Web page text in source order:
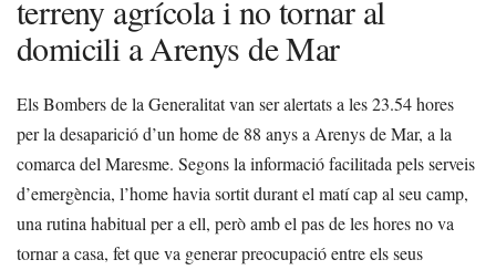
terreny agrícola i no tornar al
domicili a Arenys de Mar
Els Bombers de la Generalitat van ser alertats a les 23.54 hores
per la desaparició d’un home de 88 anys a Arenys de Mar, a la
comarca del Maresme. Segons la informació facilitada pels serveis
d’emergència, l’home havia sortit durant el matí cap al seu camp,
una rutina habitual per a ell, però amb el pas de les hores no va
tornar a casa, fet que va generar preocupació entre els seus